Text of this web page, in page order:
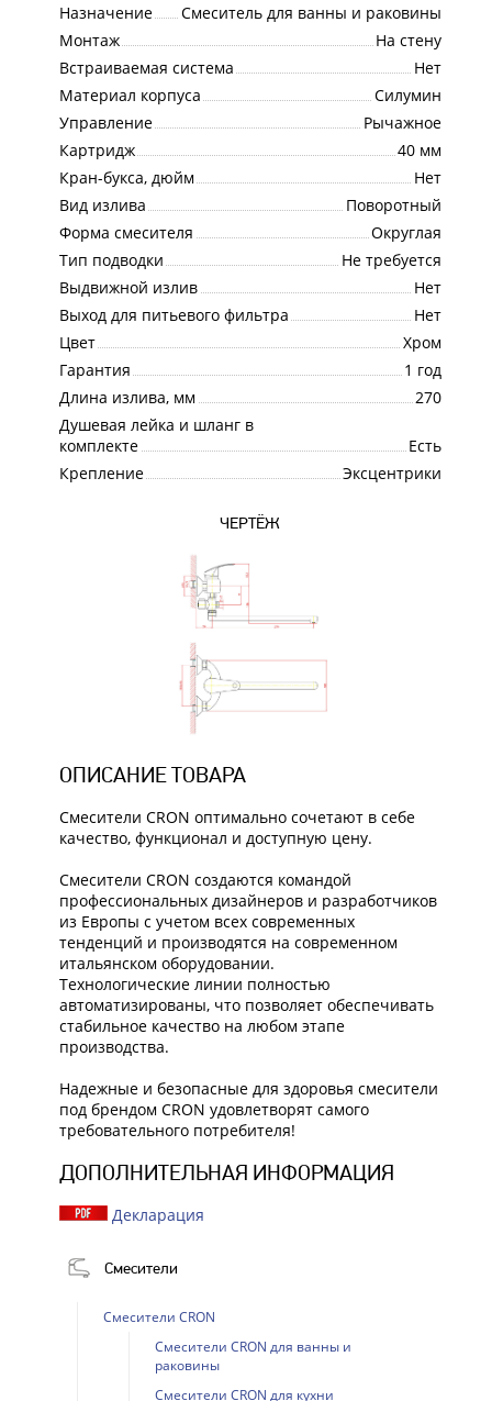
Назначение
Смеситель для ванны и раковины
Монтаж
На стену
Встраиваемая система
Нет
Материал корпуса
Силумин
Управление
Рычажное
Картридж
40 мм
Кран-букса, дюйм
Нет
Вид излива
Поворотный
Форма смесителя
Округлая
Тип подводки
Не требуется
Выдвижной излив
Нет
Выход для питьевого фильтра
Нет
Цвет
Хром
Гарантия
1 год
Длина излива, мм
270
Душевая лейка и шланг в
комплекте
Есть
Крепление
Эксцентрики
ЧЕРТЁЖ
ОПИСАНИЕ ТОВАРА
Смесители CRON оптимально сочетают в себе
качество, функционал и доступную цену.
Смесители CRON создаются командой
профессиональных дизайнеров и разработчиков
из Европы с учетом всех современных
тенденций и производятся на современном
итальянском оборудовании.
Технологические линии полностью
автоматизированы, что позволяет обеспечивать
стабильное качество на любом этапе
производства.
Надежные и безопасные для здоровья смесители
под брендом CRON удовлетворят самого
требовательного потребителя!
ДОПОЛНИТЕЛЬНАЯ ИНФОРМАЦИЯ
Декларация
Смесители
Смесители CRON
Смесители CRON для ванны и
раковины
Смесители CRON для кухни